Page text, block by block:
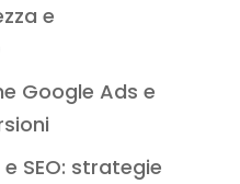
e
Google Ads e
SEO: strategie